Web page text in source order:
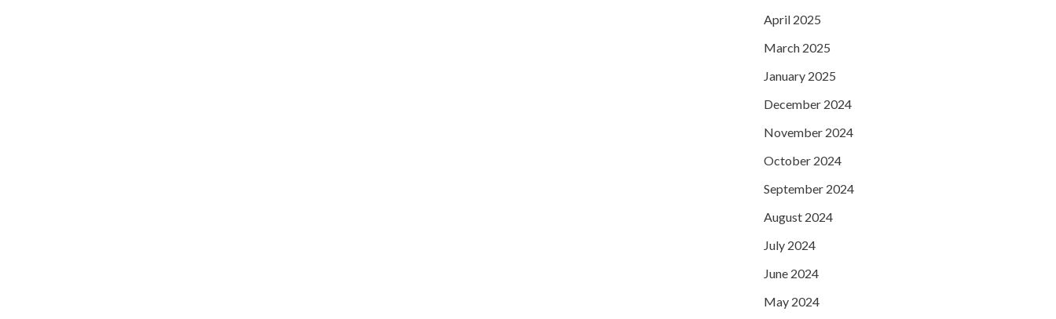
April 2025
March 2025
January 2025
December 2024
November 2024
October 2024
September 2024
August 2024
July 2024
June 2024
May 2024